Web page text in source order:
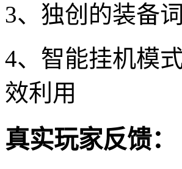
3、独创的装备
4、智能挂机模
效利用
真实玩家反馈：